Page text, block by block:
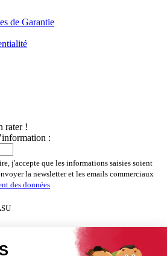
de Garantie
rater !
:
j'accepte que les informations saisies soient
la newsletter et les emails commerciaux
des données
de